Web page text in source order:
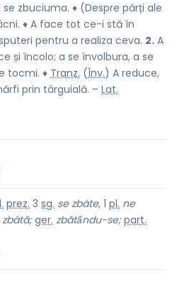
zbuciuma. ♦ (Despre părți ale
♦ A face tot ce-i stă în
pentru a realiza ceva. 2. A
și încolo; a se învolbura, a se
tocmi. ♦ Tranz. (Înv.) A reduce,
prin târguială. – Lat.
prez. 3 sg. se zbáte, 1 pl. ne
zbátă;ger. zbătấndu-se; part.